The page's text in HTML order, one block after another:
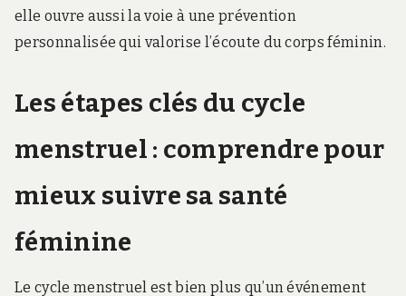
elle ouvre aussi la voie à une prévention
personnalisée qui valorise l’écoute du corps féminin.
Les étapes clés du cycle
menstruel : comprendre pour
mieux suivre sa santé
féminine
Le cycle menstruel est bien plus qu’un événement